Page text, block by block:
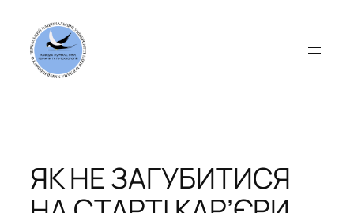
вмісту
ЯК НЕ ЗАГУБИТИСЯ